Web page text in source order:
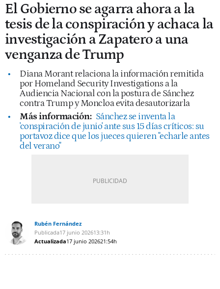
El Gobierno se agarra ahora a la
tesis de la conspiración y achaca la
investigación a Zapatero a una
venganza de Trump
Diana Morant relaciona la información remitida
por Homeland Security Investigations a la
Audiencia Nacional con la postura de Sánchez
contra Trump y Moncloa evita desautorizarla
Más información: Sánchez se inventa la
'conspiración de junio' ante sus 15 días críticos: su
portavoz dice que los jueces quieren "echarle antes
del verano"
Rubén Fernández
Publicada17 junio 202613:31h
Actualizada17 junio 202621:54h